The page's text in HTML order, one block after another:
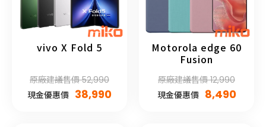
vivo X Fold 5
原廠建議售價 52,990
現金優惠價 38,990
Motorola edge 60
Fusion
原廠建議售價 12,990
現金優惠價 8,490